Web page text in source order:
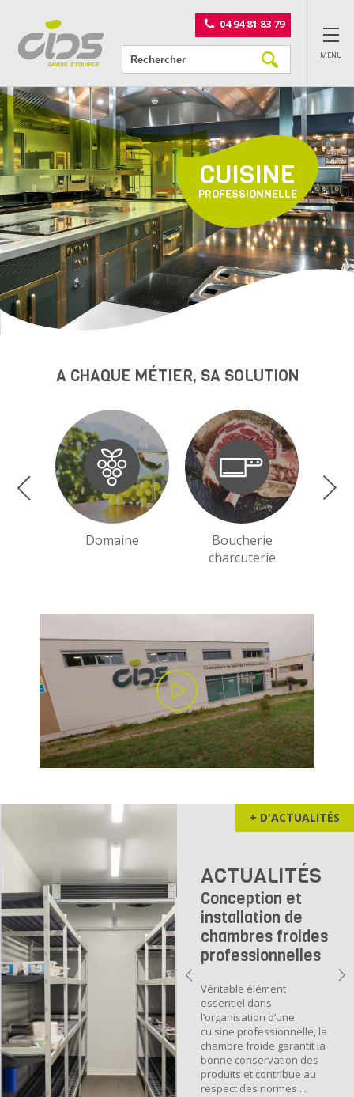
04 94 81 83 79
MENU
CUISINE
PROFESSIONNELLE
A CHAQUE MÉTIER, SA SOLUTION
Domaine
Boucherie
charcuterie
+ D'ACTUALITÉS
ACTUALITÉS
Conception et
installation de
chambres froides
professionnelles
Véritable élément
essentiel dans
l’organisation d’une
cuisine professionnelle, la
chambre froide garantit la
bonne conservation des
produits et contribue au
respect des normes ...